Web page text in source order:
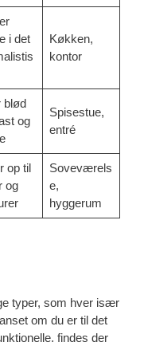
i det
Køkken,
kontor
blød
og
Spisestue,
entré
op til
og
Soveværels
e,
hyggerum
typer, som hver især
om du er til det
findes der